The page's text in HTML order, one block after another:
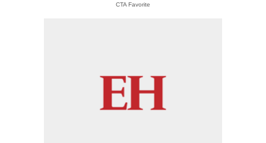
CTA Favorite